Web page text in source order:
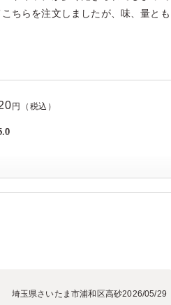
ちらを注文しましたが、味、量とも
円（税込）
埼玉県さいたま市浦和区高砂2026/05/29